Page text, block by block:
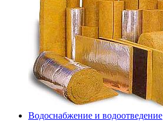
Водоснабжение и водоотведение